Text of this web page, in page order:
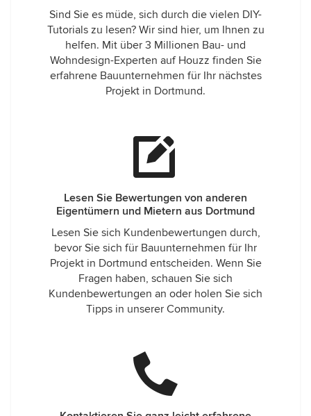
Sind Sie es müde, sich durch die vielen DIY-
Tutorials zu lesen? Wir sind hier, um Ihnen zu
helfen. Mit über 3 Millionen Bau- und
Wohndesign-Experten auf Houzz finden Sie
erfahrene Bauunternehmen für Ihr nächstes
Projekt in Dortmund.
Lesen Sie Bewertungen von anderen
Eigentümern und Mietern aus Dortmund
Lesen Sie sich Kundenbewertungen durch,
bevor Sie sich für Bauunternehmen für Ihr
Projekt in Dortmund entscheiden. Wenn Sie
Fragen haben, schauen Sie sich
Kundenbewertungen an oder holen Sie sich
Tipps in unserer Community.